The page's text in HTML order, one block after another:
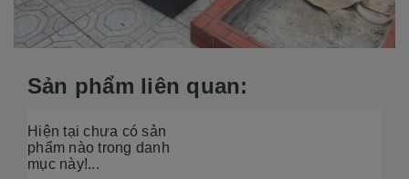
Sản phẩm liên quan:
Hiện tại chưa có sản
phẩm nào trong danh
mục này!...